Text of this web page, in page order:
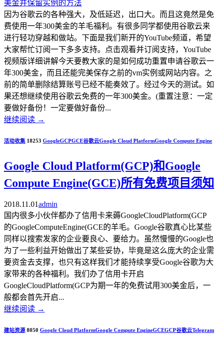
因为谷歌云的各种强大，及低延迟，出口大。而且这竟然是免
费使用一年300美金的羊毛福利。有很多同学都使用谷歌云来
进行轻功穿越和做站。下面是我们新开的YouTube频道，希望
大家帮忙订阅一下多多支持。点击观看并订阅支持，YouTube
视频版详细讲解今天要教大家的是如何成功重置申请谷歌云一
年300美金，而且还能完美保存之前的vm实例或网站内容。之
前的简单删除结算账号已经不能奏效了。经过今天的测试。如
果还想继续使用谷歌云免费的一年300美金。(重置注意：一定
要做好备份！一定要做好备份...
继续阅读 →
活动收集 18253 GoogleGCPGCE谷歌云Google Cloud PlatformGoogle Compute Engine
Google Cloud Platform(GCP)和Google
Compute Engine(GCE)所有免费项目须知
2018.11.01admin
国内很多小伙伴都办了信用卡来薅GoogleCloudPlatform(GCP
的GoogleComputeEngine(GCE的羊毛。Google谷歌真心比某些
同样以搜索发家的企业要良心、要给力。虽然慢慢的Google也
为了一些利益开始做出了某些妥协，毕竟是这么庞大的企业需
要资金去支撑，也只有这样我们才能持续享受Google谷歌为大
家带来的各种福利。我们办了信用卡开启
GoogleCloudPlatform(GCP为期一年的免费试用300美金后，一
般都会首先开启...
继续阅读 →
建站资源 8050 Google Cloud PlatformGoogle Compute EngineGCEGCP谷歌云Telegram